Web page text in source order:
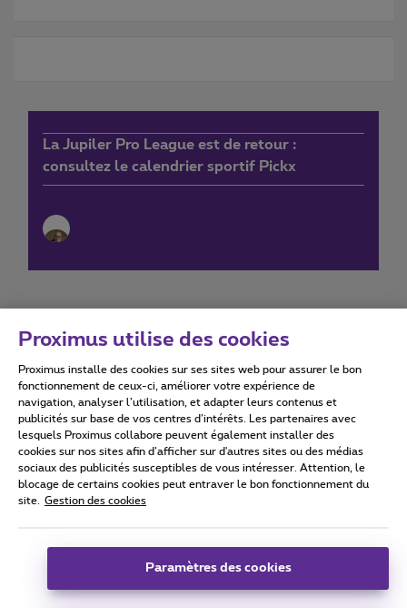
La Jupiler Pro League est de retour :
consultez le calendrier sportif Pickx
Conditions d'utilisation Accessibility statement
Tous droits réservés. © 2026 Proximus
Conditions générales, info consommateur
Coordonnées de l’entreprise
Boulevard du Roi Albert II 27 - B-1030 Bruxelles.
Proximus utilise des cookies
Proximus installe des cookies sur ses sites web pour assurer le bon
fonctionnement de ceux-ci, améliorer votre expérience de
navigation, analyser l’utilisation, et adapter leurs contenus et
publicités sur base de vos centres d’intérêts. Les partenaires avec
lesquels Proximus collabore peuvent également installer des
cookies sur nos sites afin d’afficher sur d'autres sites ou des médias
sociaux des publicités susceptibles de vous intéresser. Attention, le
blocage de certains cookies peut entraver le bon fonctionnement du
site.
Gestion des cookies
Paramètres des cookies